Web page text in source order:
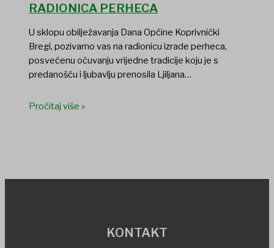
RADIONICA PERHECA
U sklopu obilježavanja Dana Općine Koprivnički
Bregi, pozivamo vas na radionicu izrade perheca,
posvećenu očuvanju vrijedne tradicije koju je s
predanošću i ljubavlju prenosila Ljiljana…
Pročitaj više »
KONTAKT